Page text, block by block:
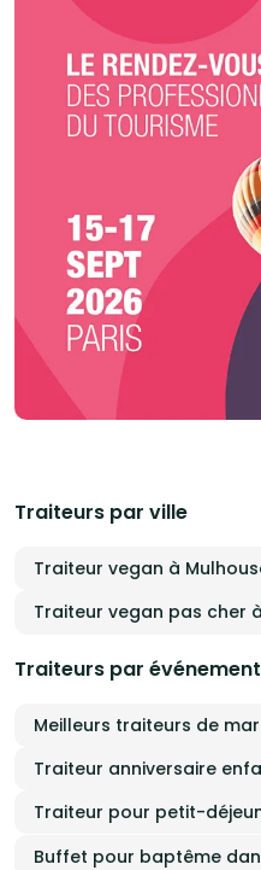
fonction du thème ou des couleurs
d'une fête privée ou d'une
décorations sur mesure (tissu,
ravir vos convives. Réservez l’expertise de 58 TRAITEUR pour un événement
inoubliable et un service de qualité
Traiteurs par ville
Traiteur vegan à
Traiteur vegan pas cher
Traiteurs par événement
Meilleurs traiteurs de
Traiteur anniversaire
Buffet pour baptême